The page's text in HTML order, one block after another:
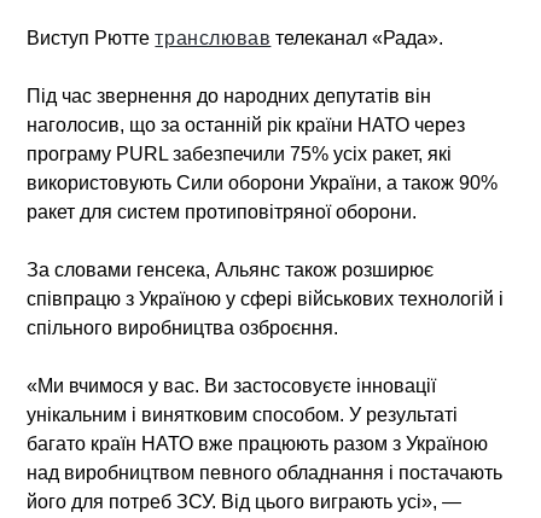
Виступ Рюттетранслював телеканал «Рада».
Під час звернення до народних депутатів він
наголосив, що за останній рік країни НАТО через
програму PURL забезпечили 75% усіх ракет, які
використовують Сили оборони України, а також 90%
ракет для систем протиповітряної оборони.
За словами генсека, Альянс також розширює
співпрацю з Україною у сфері військових технологій і
спільного виробництва озброєння.
«Ми вчимося у вас. Ви застосовуєте інновації
унікальним і винятковим способом. У результаті
багато країн НАТО вже працюють разом з Україною
над виробництвом певного обладнання і постачають
його для потреб ЗСУ. Від цього виграють усі», —